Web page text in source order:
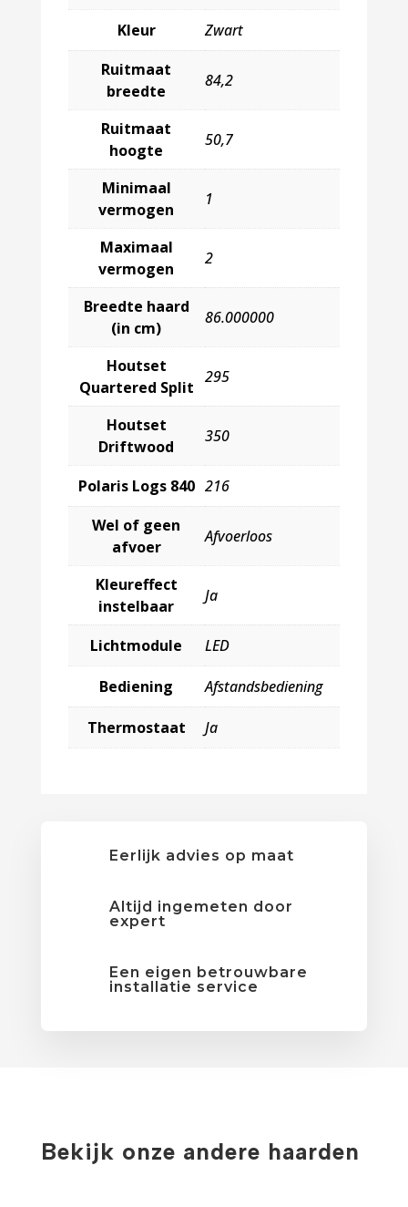
Kleur
Zwart
Ruitmaat
breedte
84,2
Ruitmaat
hoogte
50,7
Minimaal
vermogen
1
Maximaal
vermogen
2
Breedte haard
(in cm)
86.000000
Houtset
Quartered Split
295
Houtset
Driftwood
350
Polaris Logs 840 216
Wel of geen
afvoer
Afvoerloos
Kleureffect
instelbaar
Ja
Lichtmodule LED
Bediening Afstandsbediening
Thermostaat Ja
Eerlijk advies op maat
Altijd ingemeten door
expert
Een eigen betrouwbare
installatie service
Bekijk onze andere haarden